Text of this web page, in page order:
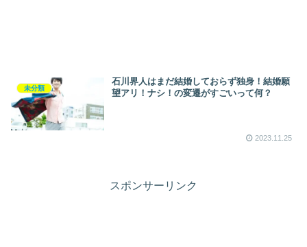
未分類
石川界人はまだ結婚しておらず独身！結婚願
望アリ！ナシ！の変遷がすごいって何？
2023.11.25
スポンサーリンク